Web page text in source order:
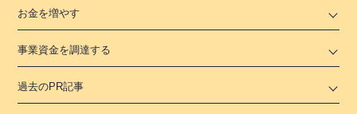
お金を増やす
事業資金を調達する
過去のPR記事